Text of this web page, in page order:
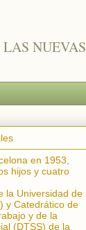
NUEVAS
en 1953,
hijos y cuatro
la Universidad de
y Catedrático de
y de la
(DTSS) de la